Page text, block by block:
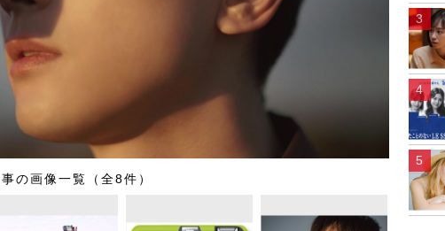
の画像一覧（全8件）